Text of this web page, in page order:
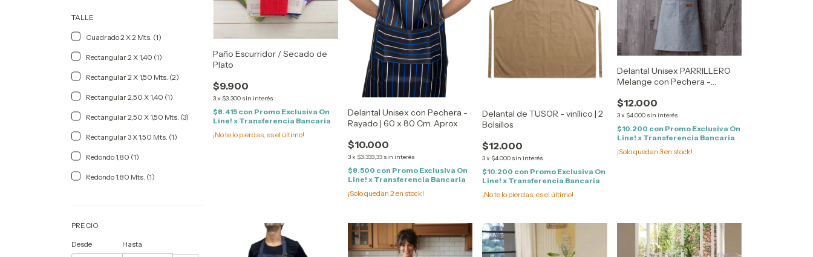
TALLE
Cuadrado 2 X 2 Mts. (1)
Rectangular 2 X 1,40 (1)
Rectangular 2 X 1,50 Mts. (2)
Rectangular 2,50 X 1,40 (1)
Rectangular 2,50 X 1,50 Mts. (3)
Rectangular 3 X 1,50 Mts. (1)
Redondo 1,80 (1)
Redondo 1,80 Mts. (1)
PRECIO
Desde Hasta
Paño Escurridor / Secado de
Plato
$9.900
3x $3.300 sin interés
$8.415 con Promo Exclusiva On
Line! x Transferencia Bancaria
¡No te lo pierdas, es el último!
Delantal Unisex con Pechera -
Rayado | 60 x 80 Cm. Aprox
$10.000
3x $3.333,33 sin interés
$8.500 con Promo Exclusiva On
Line! x Transferencia Bancaria
¡Solo quedan 2en stock!
Delantal de TUSOR - vinílico | 2
Bolsillos
$12.000
3x $4.000 sin interés
$10.200 con Promo Exclusiva On
Line! x Transferencia Bancaria
¡No te lo pierdas, es el último!
Delantal Unisex PARRILLERO
Melange con Pechera -
60 x 80 Cm. Aprox
$12.000
3x $4.000 sin interés
$10.200 con Promo Exclusiva On
Line! x Transferencia Bancaria
¡Solo quedan 3en stock!